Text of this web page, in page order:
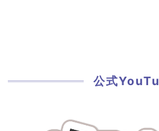
公式